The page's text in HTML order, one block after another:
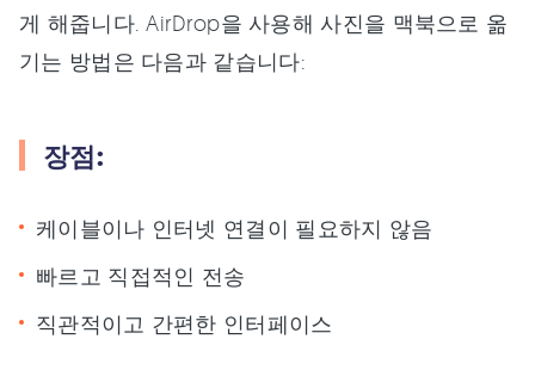
게 해줍니다. AirDrop을 사용해 사진을 맥북으로 옮
기는 방법은 다음과 같습니다:
장점:
케이블이나 인터넷 연결이 필요하지 않음
빠르고 직접적인 전송
직관적이고 간편한 인터페이스